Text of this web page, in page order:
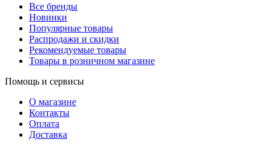
Все бренды
Новинки
Популярные товары
Распродажи и скидки
Рекомендуемые товары
Товары в розничном магазине
Помощь и сервисы
О магазине
Контакты
Оплата
Доставка